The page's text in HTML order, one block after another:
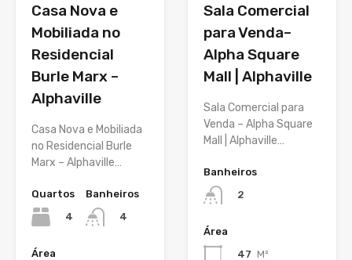
Casa Nova e
Mobiliada no
Residencial
Burle Marx –
Alphaville
Casa Nova e Mobiliada
no Residencial Burle
Marx – Alphaville…
Quartos
4
Banheiros
4
Área
Sala Comercial
para Venda–
Alpha Square
Mall | Alphaville
Sala Comercial para
Venda – Alpha Square
Mall | Alphaville…
Banheiros
2
Área
47 M²